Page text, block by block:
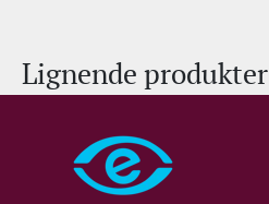
Lignende produkter